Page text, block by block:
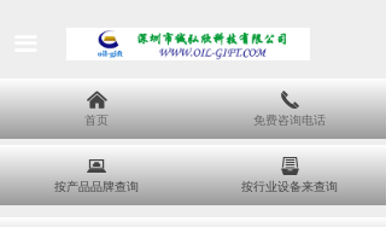
뀵
按产品品牌查询
뀣
按行业设备来查询
낀
首页
끅
免费咨询电话